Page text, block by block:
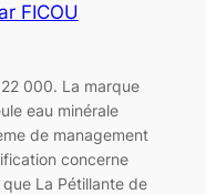
FICOU
000. La marque
eau minérale
de management
concerne
que La Pétillante de